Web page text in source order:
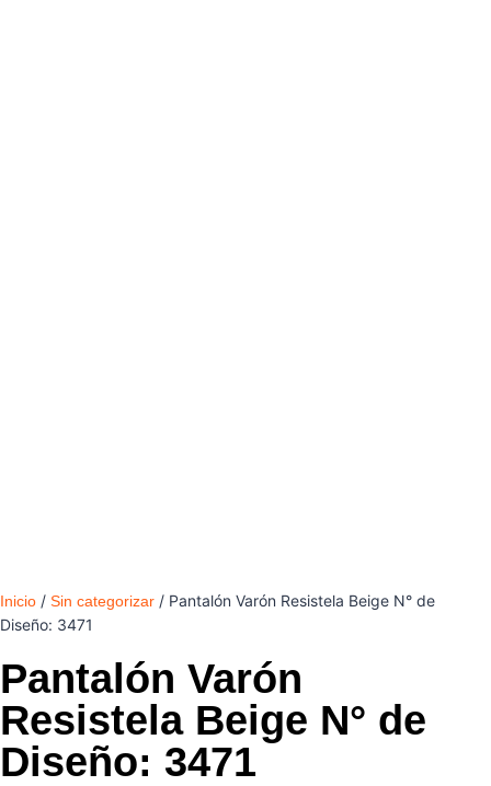
Inicio / Sin categorizar / Pantalón Varón Resistela Beige N° de
Diseño: 3471
Pantalón Varón
Resistela Beige N° de
Diseño: 3471